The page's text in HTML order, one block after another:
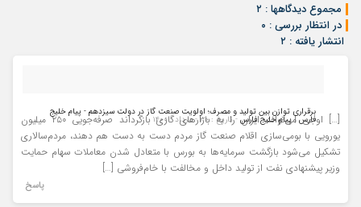
مجموع دیدگاهها : ۲
در انتظار بررسی : ۰
انتشار یافته : ۲
برقراری توازن بین تولید و مصرف؛ اولویت صنعت گاز در دولت سیزدهم - پیام خلیج
فارس | پیام خلیج فارس - تاریخ : ۳۰ - مرداد - ۱۴۰۰
[…] اوجی می‌تواند ایران را به بازارهای گازی بازگرداند صرفه‌جویی ۲۵۰ میلیون
یورویی با بومی‌سازی اقلام صنعت گاز مردم دست به‌ دست هم دهند، مردم‌سالاری
تشکیل می‌شود بازگشت سرمایه‌ها به بورس با متعادل شدن معاملات سهام حمایت
وزیر پیشنهادی نفت از تولید داخل و مخالفت با خام‌فروشی […]
پاسخ